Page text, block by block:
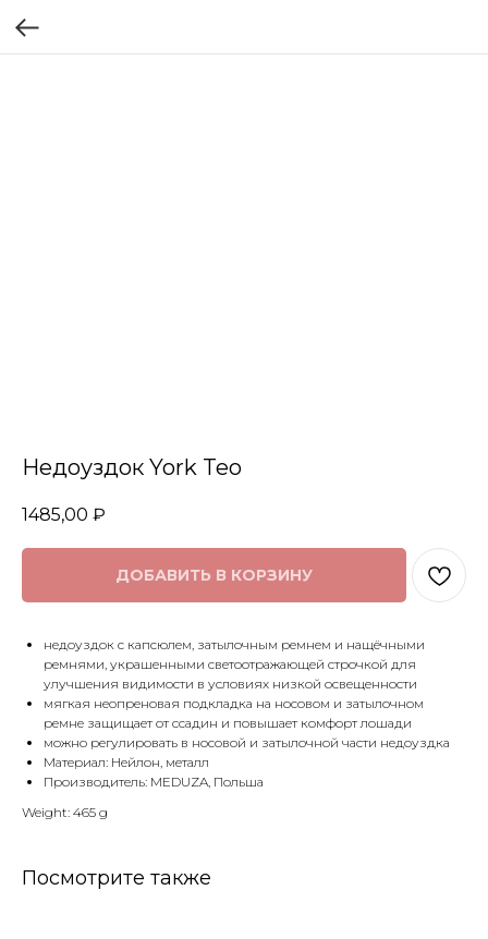
Недоуздок York Teo
1485,00 ₽
ДОБАВИТЬ В КОРЗИНУ
недоуздок с капсюлем, затылочным ремнем и нащёчными
ремнями, украшенными светоотражающей строчкой для
улучшения видимости в условиях низкой освещенности
мягкая неопреновая подкладка на носовом и затылочном
ремне защищает от ссадин и повышает комфорт лошади
можно регулировать в носовой и затылочной части недоуздка
Материал: Нейлон, металл
Производитель: MEDUZA, Польша
Weight: 465 g
Посмотрите также